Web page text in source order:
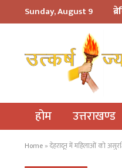
Sunday, August 9
होम उत्तराखण्ड
Home »देहरादून में महिलाओं को